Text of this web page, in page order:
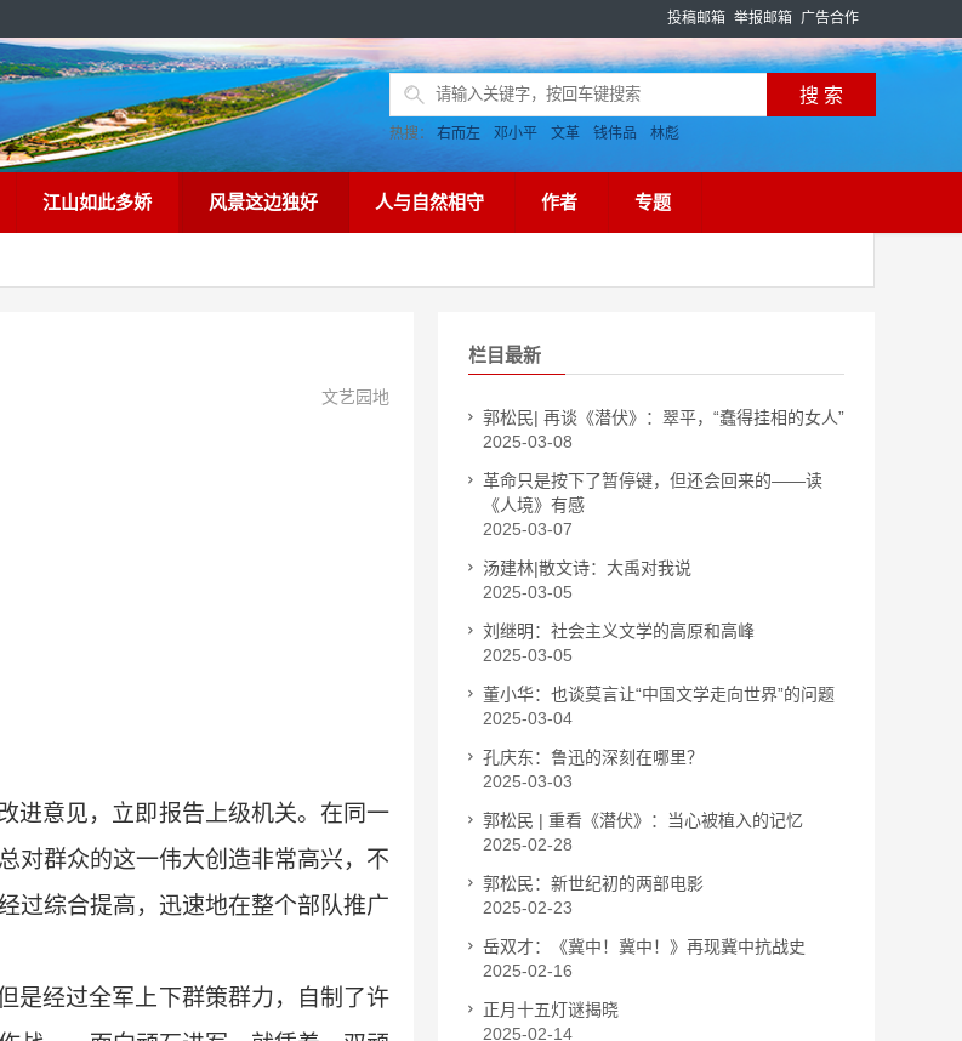
投稿邮箱 举报邮箱 广告合作
热搜： 右而左 邓小平 文革 钱伟品 林彪
江山如此多娇 风景这边独好 人与自然相守 作者 专题
文艺园地
进意见，立即报告上级机关。在同一
对群众的这一伟大创造非常高兴，不
过综合提高，迅速地在整个部队推广
是经过全军上下群策群力，自制了许
栏目最新
郭松民| 再谈《潜伏》：翠平，“蠢得挂相的女人”
2025-03-08
革命只是按下了暂停键，但还会回来的——读
《人境》有感
2025-03-07
汤建林|散文诗：大禹对我说
2025-03-05
刘继明：社会主义文学的高原和高峰
2025-03-05
董小华：也谈莫言让“中国文学走向世界”的问题
2025-03-04
孔庆东：鲁迅的深刻在哪里？
2025-03-03
郭松民 | 重看《潜伏》：当心被植入的记忆
2025-02-28
郭松民：新世纪初的两部电影
2025-02-23
岳双才：《冀中！冀中！》再现冀中抗战史
2025-02-16
正月十五灯谜揭晓
2025-02-14